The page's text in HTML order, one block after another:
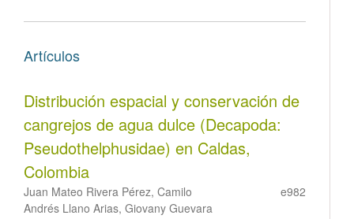
Artículos
Distribución espacial y conservación de
cangrejos de agua dulce (Decapoda:
Pseudothelphusidae) en Caldas,
Colombia
Juan Mateo Rivera Pérez, Camilo
Andrés Llano Arias, Giovany Guevara
e982